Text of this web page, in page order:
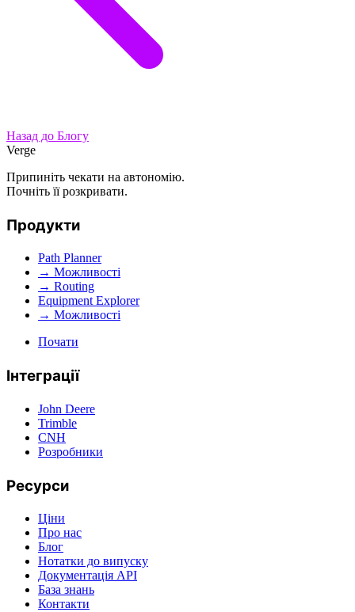
Назад до Блогу
Verge
Припиніть чекати на автономію.
Почніть її розкривати.
Продукти
Path Planner
→ Можливості
→ Routing
Equipment Explorer
→ Можливості
Почати
Інтеграції
John Deere
Trimble
CNH
Розробники
Ресурси
Ціни
Про нас
Блог
Нотатки до випуску
Документація API
База знань
Контакти